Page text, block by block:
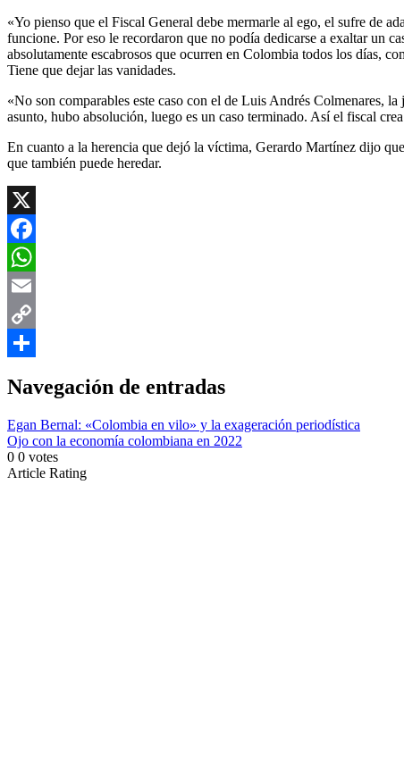
«Yo pienso que el Fiscal General debe mermarle al ego, el sufre de
funcione. Por eso le recordaron que no podía dedicarse a exaltar un
absolutamente escabrosos que ocurren en Colombia todos los días,
Tiene que dejar las vanidades.
«No son comparables este caso con el de Luis Andrés Colmenares,
asunto, hubo absolución, luego es un caso terminado. Así el fiscal
En cuanto a la herencia que dejó la víctima, Gerardo Martínez dijo
que también puede heredar.
X
Facebook
WhatsApp
Email
Copy
Navegación de entradas
Egan Bernal: «Colombia en vilo» y la exageración periodística
Ojo con la economía colombiana en 2022
0 0 votes
Article Rating